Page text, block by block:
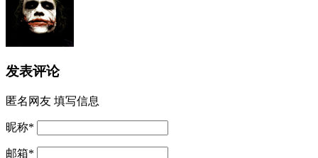
发表评论
匿名网友 填写信息
昵称*
邮箱*